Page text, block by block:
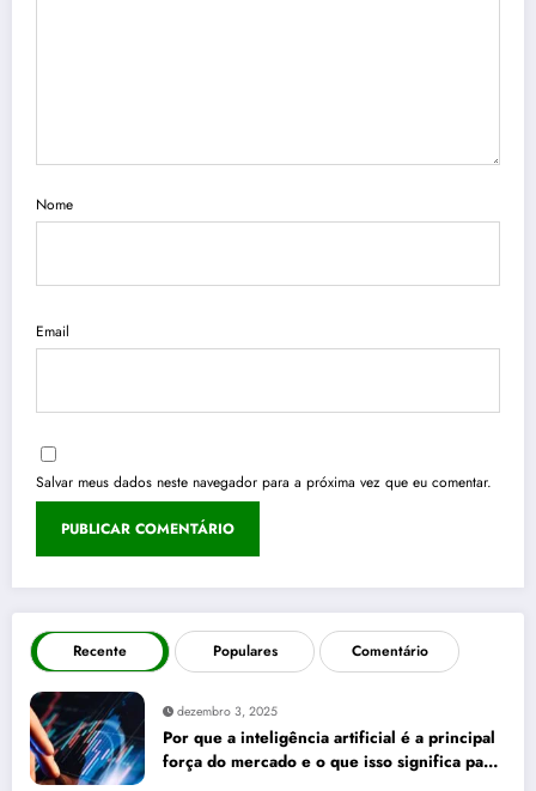
Nome
Email
Salvar meus dados neste navegador para a próxima vez que eu comentar.
Recente Populares Comentário
dezembro 3, 2025
Por que a inteligência artificial é a principal
força do mercado e o que isso significa para